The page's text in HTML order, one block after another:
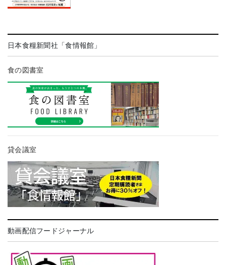
日本食糧新聞社「食情報館」
食の図書室
貸会議室
動画配信フードジャーナル